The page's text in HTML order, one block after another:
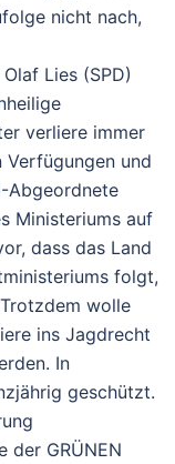
nicht nach,
Lies (SPD)
verliere immer
und
Abgeordnete
Ministeriums auf
dass das Land
folgt,
wolle
ins Jagdrecht
In
geschützt.
der GRÜNEN